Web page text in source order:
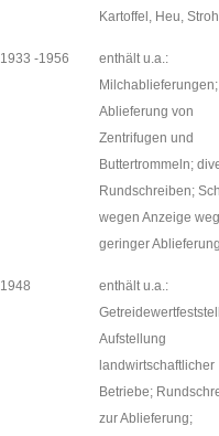
Kartoffel, Heu,
1933 -1956
enthält u.a.:
Milchablieferungen;
Ablieferung von
Zentrifugen und
Buttertrommeln;
Rundschreiben;
wegen Anzeige
geringer
1948
enthält u.a.:
Aufstellung
landwirtschaftlicher
Betriebe;
zur Ablieferung;